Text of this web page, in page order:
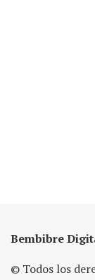
Bembibre
© Todos los